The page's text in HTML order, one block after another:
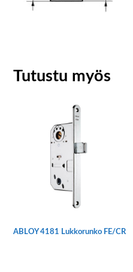
Tutustu myös
ABLOY 4181 Lukkorunko FE/CR